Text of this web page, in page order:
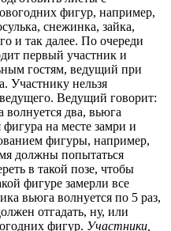
фигур, например,
снежинка, зайка,
и так далее. По очереди
первый участник и
гостям, ведущий при
Участнику нельзя
Ведущий говорит:
волнуется два, вьюга
на месте замри и
фигуры, например,
должны попытаться
в такой позе, чтобы
фигуре замерли все
вьюга волнуется по 5 раз,
отгадать, ну, или
фигур. Участники,